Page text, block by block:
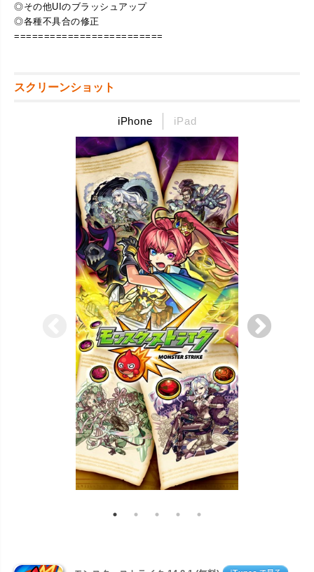
◎その他UIのブラッシュアップ
◎各種不具合の修正
=========================
スクリーンショット
iPhone iPad